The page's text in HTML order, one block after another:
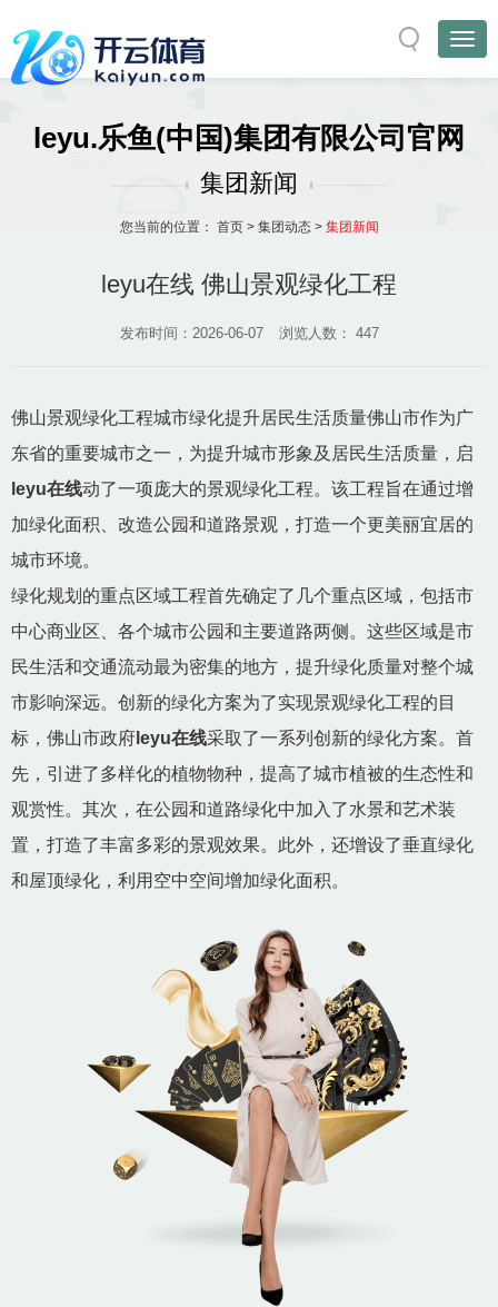
leyu.乐鱼(中国)集团有限公司官网
集团新闻
您当前的位置： 首页> 集团动态> 集团新闻
leyu在线 佛山景观绿化工程
发布时间：2026-06-07 浏览人数： 447
佛山景观绿化工程城市绿化提升居民生活质量佛山市作为广
东省的重要城市之一，为提升城市形象及居民生活质量，启
leyu在线动了一项庞大的景观绿化工程。该工程旨在通过增
加绿化面积、改造公园和道路景观，打造一个更美丽宜居的
城市环境。
绿化规划的重点区域工程首先确定了几个重点区域，包括市
中心商业区、各个城市公园和主要道路两侧。这些区域是市
民生活和交通流动最为密集的地方，提升绿化质量对整个城
市影响深远。创新的绿化方案为了实现景观绿化工程的目
标，佛山市政府 leyu在线采取了一系列创新的绿化方案。首
先，引进了多样化的植物物种，提高了城市植被的生态性和
观赏性。其次，在公园和道路绿化中加入了水景和艺术装
置，打造了丰富多彩的景观效果。此外，还增设了垂直绿化
和屋顶绿化，利用空中空间增加绿化面积。